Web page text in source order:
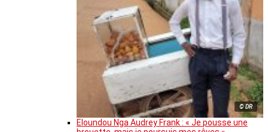
© DR
Eloundou Nga Audrey Frank : « Je pousse une